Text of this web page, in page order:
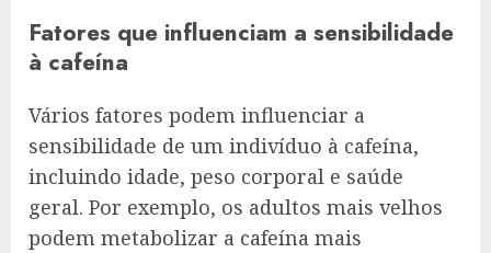
Fatores que influenciam a sensibilidade
à cafeína
Vários fatores podem influenciar a
sensibilidade de um indivíduo à cafeína,
incluindo idade, peso corporal e saúde
geral. Por exemplo, os adultos mais velhos
podem metabolizar a cafeína mais